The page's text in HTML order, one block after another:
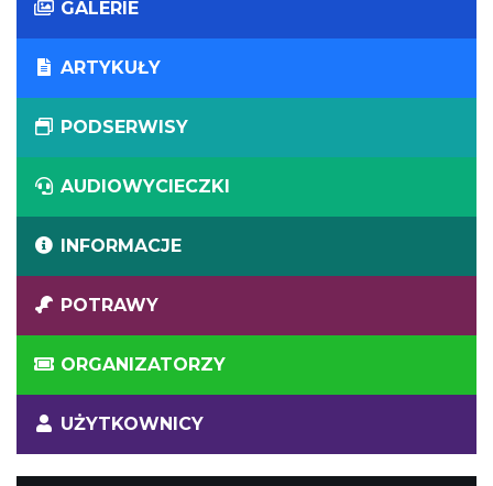
GALERIE
ARTYKUŁY
PODSERWISY
AUDIOWYCIECZKI
INFORMACJE
POTRAWY
ORGANIZATORZY
UŻYTKOWNICY